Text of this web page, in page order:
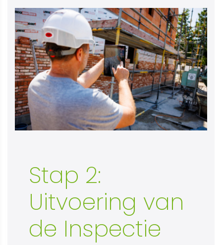
Stap 2:
Uitvoering van
de Inspectie